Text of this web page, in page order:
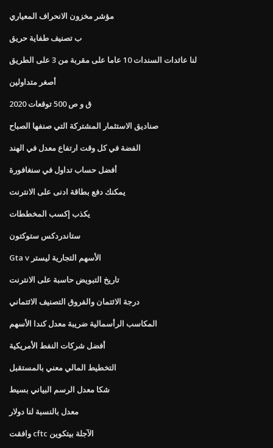
مؤشر مخزون الانحراف المعياري
ب تصنيف طفاية حريق
لنا عائدات السندات 10 عاما على مقربة من 3 على الطريق
أصغر متداولين
ق و ص 500 توقعات 2020
صناديق الاستثمار المشتركة التي صنفها الصباح
الفضة في كل وقت ارتفاع معدل في الهند
أفضل حساب تداول في سنغافورة
يمكنك دفع بطاقة ادنى على الانترنت
يكذب إكسب المخططات
ستاندردكس ستوكتون
Gta v الأسهم التجارية ليستر
تاريخ التبويض حاسبة على الانترنت
درجة الائتمان والفروق التصنيف الائتماني
المكاسب الرأسمالية ضريبة معدل كندا الأسهم
أفضل شركات النفط الأمريكية
التخطيط المالي معني بالمستقبل
شكا معدل الرسم البياني بسيط
معدل بالنسبة لنا دولار
وافقت cftc الآجلة بيتكوين